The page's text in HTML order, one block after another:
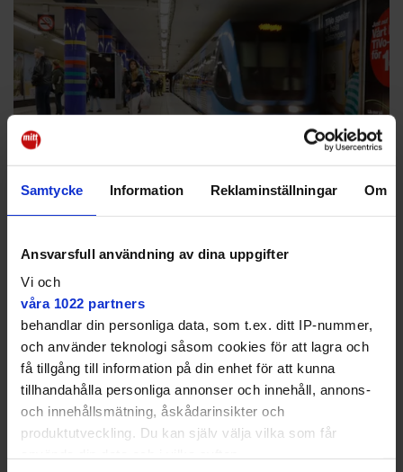
Samtycke Information Reklaminställningar Om
Ansvarsfull användning av dina uppgifter
Vi och
våra 1022 partners
behandlar din personliga data, som t.ex. ditt IP-nummer,
och använder teknologi såsom cookies för att lagra och
få tillgång till information på din enhet för att kunna
tillhandahålla personliga annonser och innehåll, annons-
och innehållsmätning, åskådarinsikter och
produktutveckling. Du kan själv välja vilka som får
Turbulent på tuben: Ett
stan
KOLLEKTIVTRAFIK
Hökarängen och S:t Eriksplan ✔ Så länge påverkas
trafiken